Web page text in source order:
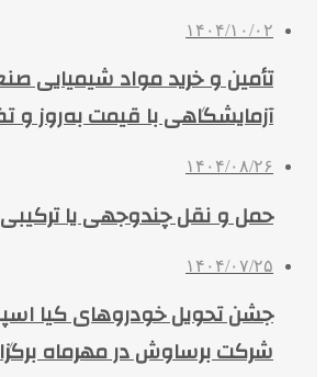
۱۴۰۴/۱۰/۰۲
تأمین و خرید مواد شیمیایی
آزمایشگاهی با قیمت به‌روز و
۱۴۰۴/۰۸/۲۶
حمل و نقل چندوجهی یا
۱۴۰۴/۰۷/۲۵
جشن تحویل خودروهای کیا
شرکت برساوش در مهرماه